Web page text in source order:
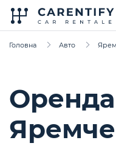
Головна Авто
Яремче